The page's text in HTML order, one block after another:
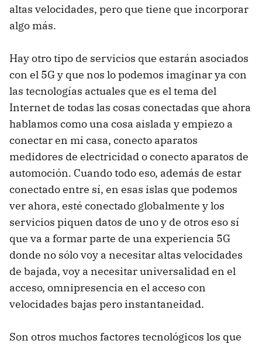
altas velocidades, pero que tiene que incorporar
algo más.
Hay otro tipo de servicios que estarán asociados
con el 5G y que nos lo podemos imaginar ya con
las tecnologías actuales que es el tema del
Internet de todas las cosas conectadas que ahora
hablamos como una cosa aislada y empiezo a
conectar en mi casa, conecto aparatos
medidores de electricidad o conecto aparatos de
automoción. Cuando todo eso, además de estar
conectado entre sí, en esas islas que podemos
ver ahora, esté conectado globalmente y los
servicios piquen datos de uno y de otros eso sí
que va a formar parte de una experiencia 5G
donde no sólo voy a necesitar altas velocidades
de bajada, voy a necesitar universalidad en el
acceso, omnipresencia en el acceso con
velocidades bajas pero instantaneidad.
Son otros muchos factores tecnológicos los que